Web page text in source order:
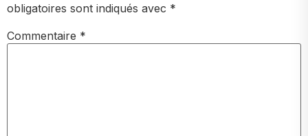
obligatoires sont indiqués avec *
Commentaire *